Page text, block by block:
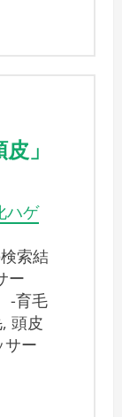
」
ハゲ
索結
ー
-育毛
頭皮
サー